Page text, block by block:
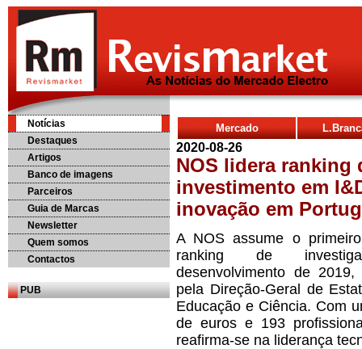
Notícias
Destaques
Artigos
Banco de imagens
Parceiros
Guia de Marcas
Newsletter
Quem somos
Contactos
PUB
Mercado
2020-08-26
NOS lidera ranking
investimento em
inovação em
A NOS assume o
ranking de
desenvolvimento de 2019,
pela Direção-Geral de
Educação e Ciência. Com
de euros e 193
reafirma-se na liderança